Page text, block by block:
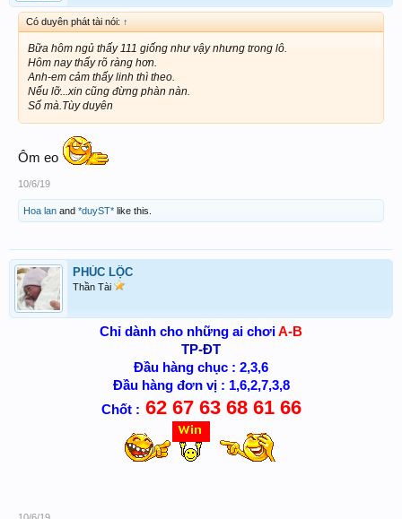
Có duyên phát tài nói: ↑
Bữa hôm ngủ thấy 111 giống như vậy nhưng trong lô.
Hôm nay thấy rõ ràng hơn.
Anh-em cảm thấy linh thì theo.
Nếu lỡ...xin cũng đừng phàn nàn.
Số mà.Tùy duyên
Ôm eo
10/6/19
Hoa lan and *duyST* like this.
PHÚC LỘC
Thần Tài
Chỉ dành cho những ai chơiA-B
TP-ĐT
Đầu hàng chục : 2,3,6
Đầu hàng đơn vị : 1,6,2,7,3,8
Chốt : 62 67 63 68 61 66